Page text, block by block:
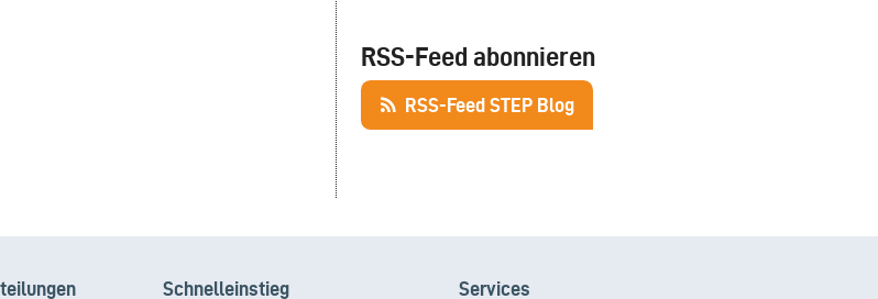
RSS-Feed abonnieren
RSS-Feed STEP Blog
Schnelleinstieg Services